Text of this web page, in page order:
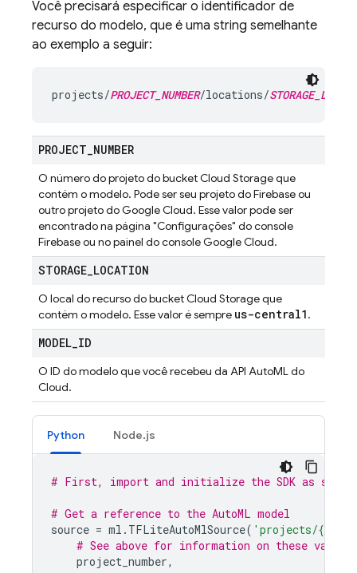
Você precisará especificar o identificador de
recurso do modelo, que é uma string semelhante
ao exemplo a seguir:
projects/PROJECT_NUMBER/locations/
PROJECT_NUMBER
O número do projeto do bucketCloud Storageque
contém o modelo. Pode ser seu projeto do Firebase ou
outro projeto doGoogle Cloud. Esse valor pode ser
encontrado na página "Configurações" do console
Firebaseou no painel do consoleGoogle Cloud.
STORAGE_LOCATION
O local do recurso do bucketCloud Storageque
contém o modelo. Esse valor é sempre us-central1.
MODEL_ID
O ID do modelo que você recebeu da API AutoML do
Cloud.
Python Node.js
# First, import and initialize the SDK as shown
# Get a reference to the AutoML model
source = ml . TFLiteAutoMlSource( 'projects/{}
# See above for information on these
project_number,